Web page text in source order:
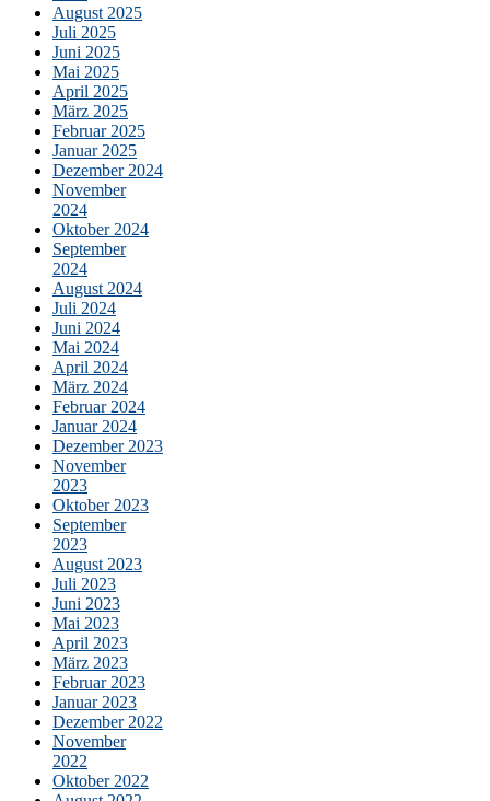
August 2025
Juli 2025
Juni 2025
Mai 2025
April 2025
März 2025
Februar 2025
Januar 2025
Dezember 2024
November
2024
Oktober 2024
September
2024
August 2024
Juli 2024
Juni 2024
Mai 2024
April 2024
März 2024
Februar 2024
Januar 2024
Dezember 2023
November
2023
Oktober 2023
September
2023
August 2023
Juli 2023
Juni 2023
Mai 2023
April 2023
März 2023
Februar 2023
Januar 2023
Dezember 2022
November
2022
Oktober 2022